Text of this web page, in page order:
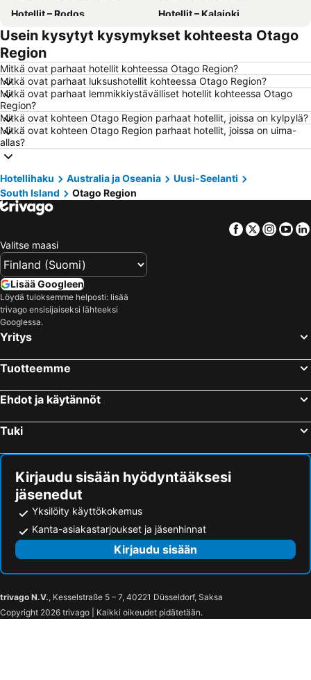
Hotellit – Rodos
Hotellit – Kalajoki
Hotellit – Alanya
Hotellit – Joensuu
Hotellit – Fuengirola
Hotellit – Savonlinna
Hotellit – Gdańsk
Hotellit – Lahti
Hotellit – Hämeenlinna
Hotellit – Seinäjoki
Hotellit – Gran Canaria
Hotellit – Malta
Hotellit – Aurinkorannikko
Hotellit – Teneriffa
Hotellit – Phuket
Hotellit – Koh Lanta
Hotellit – Santorini Saari
Hotellit – Espanja
Hotellit – Kypros
Hotellit – Lofoten
Hotellit – Ylläs
Hotellit – Kroatia
Usein kysytyt kysymykset kohteesta Otago
Region
Mitkä ovat parhaat hotellit kohteessa Otago Region?
Mitkä ovat parhaat luksushotellit kohteessa Otago Region?
Mitkä ovat parhaat lemmikkiystävälliset hotellit kohteessa Otago
Region?
Mitkä ovat kohteen Otago Region parhaat hotellit, joissa on kylpylä?
Mitkä ovat kohteen Otago Region parhaat hotellit, joissa on uima-
allas?
Hotellihaku Australia ja Oseania
Uusi-Seelanti
South Island
Otago Region
Facebook
Twitter
Valitse maasi
Lisää Googleen
Löydä tuloksemme helposti: lisää
trivago ensisijaiseksi lähteeksi
Googlessa.
Yritys
Tuotteemme
Ehdot ja käytännöt
Tuki
Kirjaudu sisään hyödyntääksesi
jäsenedut
Yksilöity käyttökokemus
Kanta-asiakastarjoukset ja jäsenhinnat
Kirjaudu sisään
trivago N.V., Kesselstraße 5 – 7, 40221 Düsseldorf, Saksa
Copyright 2026 trivago | Kaikki oikeudet pidätetään.